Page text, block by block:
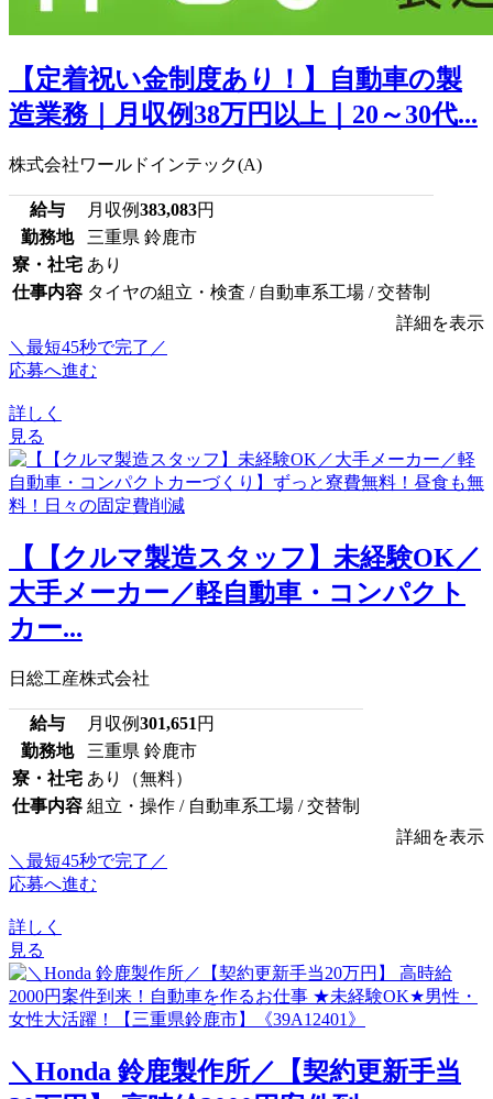
【定着祝い金制度あり！】自動車の製
造業務｜月収例38万円以上｜20～30代...
株式会社ワールドインテック(A)
給与 月収例383,083円
勤務地
三重県 鈴鹿市
寮・社宅 あり
仕事内容 タイヤの組立・検査 / 自動車系工場 / 交替制
詳細を表示
＼最短45秒で完了／
応募へ進む
詳しく
見る
【【クルマ製造スタッフ】未経験OK／
大手メーカー／軽自動車・コンパクト
カー...
日総工産株式会社
給与 月収例301,651 円
勤務地
三重県 鈴鹿市
寮・社宅 あり（無料）
仕事内容 組立・操作 / 自動車系工場 / 交替制
詳細を表示
＼最短45秒で完了／
応募へ進む
詳しく
見る
＼Honda 鈴鹿製作所／【契約更新手当